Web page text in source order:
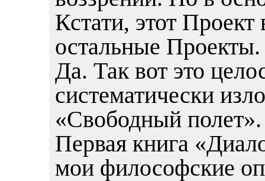
Кстати, этот Проект
остальные
Да. Так вот это
систематически
«Свободный полет».
Первая книга
мои философские